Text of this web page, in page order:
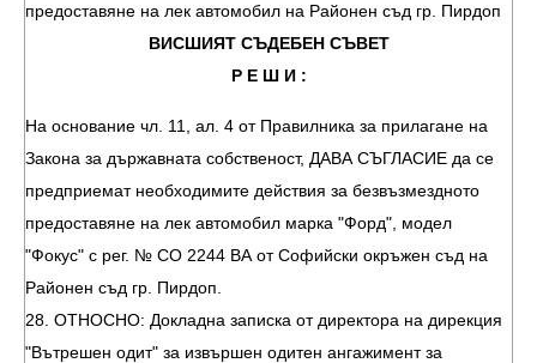
предоставяне на лек автомобил на Районен съд гр. Пирдоп
ВИСШИЯТ СЪДЕБЕН СЪВЕТ
Р Е Ш И :
На основание чл. 11, ал. 4 от Правилника за прилагане на
Закона за държавната собственост, ДАВА СЪГЛАСИЕ да се
предприемат необходимите действия за безвъзмездното
предоставяне на лек автомобил марка "Форд", модел
"Фокус" с рег. № СО 2244 ВА от Софийски окръжен съд на
Районен съд гр. Пирдоп.
28. ОТНОСНО: Докладна записка от директора на дирекция
"Вътрешен одит" за извършен одитен ангажимент за